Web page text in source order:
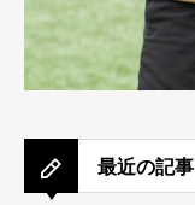
最近の記事